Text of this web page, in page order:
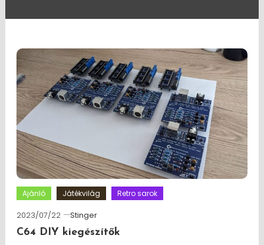
Ajánló Játékvilág Retro sarok
2023/07/22
Stinger
C64 DIY kiegészítők